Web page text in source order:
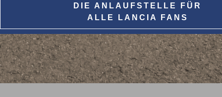
DIE ANLAUFSTELLE FÜR
ALLE LANCIA FANS